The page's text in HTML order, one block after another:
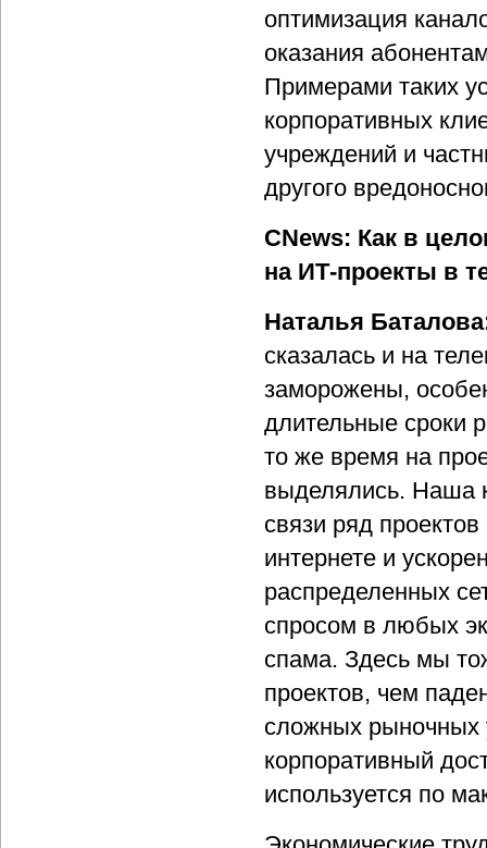
оптимизация
оказания
Примерами таких
корпоративных
учреждений и
другого
CNews: Как в
на ИТ-проекты в
Наталья
сказалась и на
заморожены,
длительные сроки
то же время на
выделялись. Наша
связи ряд
интернете и
распределенных
спросом в любых
спама. Здесь мы
проектов, чем
сложных рыночных
корпоративный
используется по